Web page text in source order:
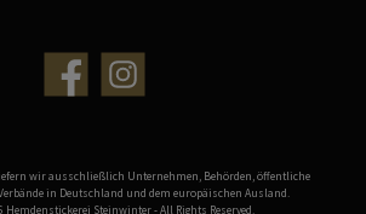
wir ausschließlich Unternehmen, Behörden, öffentliche
in Deutschland und dem europäischen Ausland.
Hemdenstickerei Steinwinter - All Rights Reserved.